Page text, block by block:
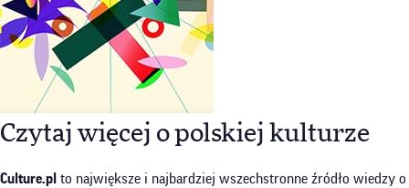
Czytaj więcej o polskiej kulturze
Culture.pl to największe i najbardziej wszechstronne źródło wiedzy o